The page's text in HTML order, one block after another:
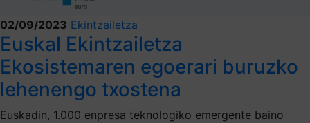
02/09/2023 Ekintzailetza
Euskal Ekintzailetza
Ekosistemaren egoerari buruzko
lehenengo txostena
Euskadin, 1.000 enpresa teknologiko emergente baino